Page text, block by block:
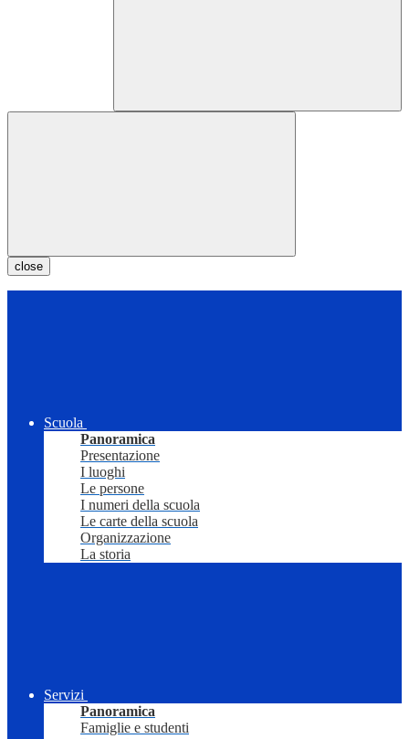
close
Scuola
Panoramica
Presentazione
I luoghi
Le persone
I numeri della scuola
Le carte della scuola
Organizzazione
La storia
Servizi
Panoramica
Famiglie e studenti